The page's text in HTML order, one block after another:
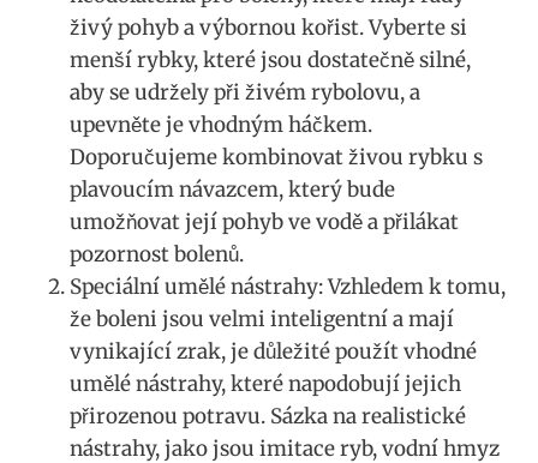
živý pohyb a výbornou kořist. Vyberte si
menší rybky, které jsou dostatečně silné,
aby se udržely ⁤při živém rybolovu, a
upevněte je vhodným háčkem.
Doporučujeme kombinovat ​živou rybku s
plavoucím návazcem, který bude
umožňovat její ⁣pohyb ve vodě a přilákat
pozornost bolenů.
Speciální umělé nástrahy: ⁢Vzhledem k tomu,
že boleni jsou velmi⁤ inteligentní a mají
⁣vynikající zrak, je důležité použít vhodné⁤
umělé nástrahy, které napodobují ⁢jejich
přirozenou potravu. Sázka na realistické
nástrahy, jako jsou imitace ryb, vodní hmyz